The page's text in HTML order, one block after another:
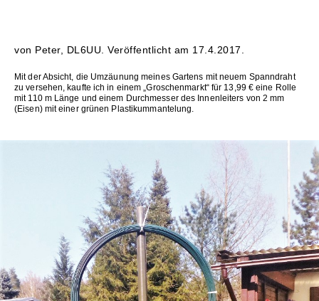
von Peter, DL6UU. Veröffentlicht am 17.4.2017.
Mit der Absicht, die Umzäunung meines Gartens mit neuem Spanndraht
zu versehen, kaufte ich in einem „Groschenmarkt“ für 13,99 € eine Rolle
mit 110 m Länge und einem Durchmesser des Innenleiters von 2 mm
(Eisen) mit einer grünen Plastikummantelung.